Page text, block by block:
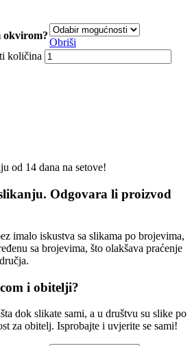
okvirom?
Obriši
količina
od 14 dana na setove!
Odgovara li proizvod
imalo iskustva sa slikama po brojevima,
sa brojevima, što olakšava praćenje
i obitelji?
dok slikate sami, a u društvu su slike po
za obitelj. Isprobajte i uvjerite se sami!